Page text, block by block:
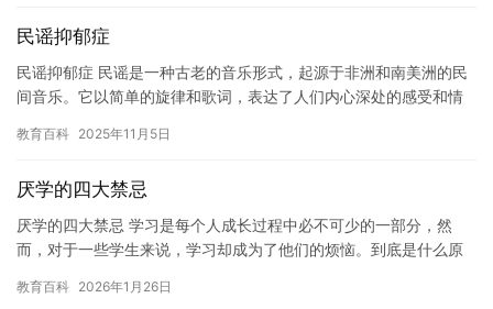
民谣抑郁症
民谣抑郁症 民谣是一种古老的音乐形式，起源于非洲和南美洲的民
间音乐。它以简单的旋律和歌词，表达了人们内心深处的感受和情
时代…
教育百科 2025年11月5日
厌学的四大禁忌
厌学的四大禁忌 学习是每个人成长过程中必不可少的一部分，然
而，对于一些学生来说，学习却成为了他们的烦恼。到底是什么原
学的四…
教育百科 2026年1月26日